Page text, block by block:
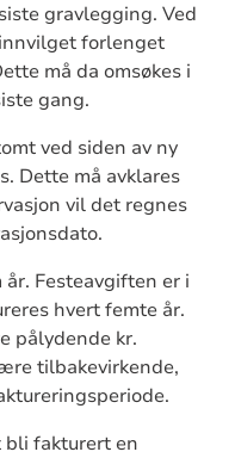
gravlegging. Ved
forlenget
må da omsøkes i
gang.
ved siden av ny
Dette må avklares
vil det regnes
Festeavgiften er i
hvert femte år.
pålydende kr.
tilbakevirkende,
bli fakturert en